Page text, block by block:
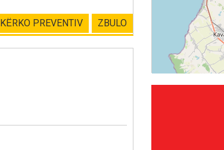
ZBULO
KËRKO PREVENTIV